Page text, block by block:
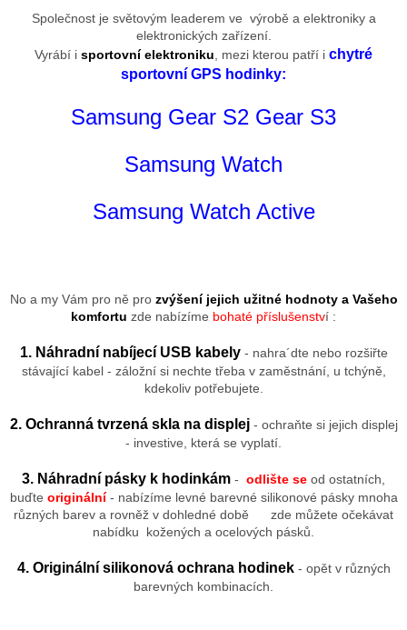
í
p
v
k
v
i
u
í
Společnost je světovým leaderem ve výrobě a elektroniky a
elektronických zařízení.
Vyrábí i sportovní elektroniku, mezi kterou patří i chytré
sportovní GPS hodinky:
Samsung Gear S2 Gear S3
Samsung Watch
Samsung Watch Active
No a my Vám pro ně pro zvýšení jejich užitné hodnoty a Vašeho
komfortu zde nabízíme bohaté příslušenství :
1. Náhradní nabíjecí USB kabely- nahra´dte nebo rozšiřte
stávající kabel - záložní si nechte třeba v zaměstnání, u tchýně,
kdekoliv potřebujete.
2. Ochranná tvrzená skla na displej- ochraňte si jejich displej
- investive, která se vyplatí.
3. Náhradní pásky k hodinkám - odlište se od ostatních,
buďte originální - nabízíme levné barevné silikonové pásky mnoha
různých barev a rovněž v dohledné době zde můžete očekávat
nabídku kožených a ocelových pásků.
4. Originální silikonová ochrana hodinek- opět v různých
barevných kombinacích.